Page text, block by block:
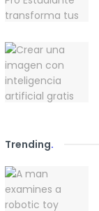
Trending.